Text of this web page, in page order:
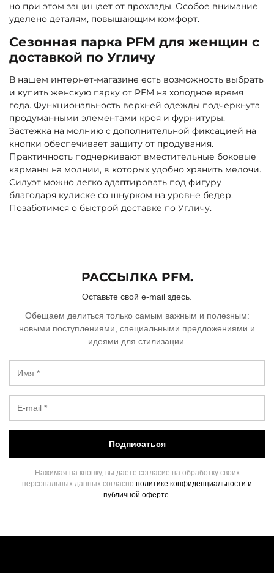
но при этом защищает от прохлады. Особое внимание
уделено деталям, повышающим комфорт.
Сезонная парка PFM для женщин с
доставкой по Угличу
В нашем интернет-магазине есть возможность выбрать
и купить женскую парку от PFM на холодное время
года. Функциональность верхней одежды подчеркнута
продуманными элементами кроя и фурнитуры.
Застежка на молнию с дополнительной фиксацией на
кнопки обеспечивает защиту от продувания.
Практичность подчеркивают вместительные боковые
карманы на молнии, в которых удобно хранить мелочи.
Силуэт можно легко адаптировать под фигуру
благодаря кулиске со шнурком на уровне бедер.
Позаботимся о быстрой доставке по Угличу.
РАССЫЛКА PFM.
Оставьте свой e-mail здесь.
Обещаем делиться только самым важным и полезным:
новыми поступлениями, специальными предложениями и
идеями для стилизации.
Подписаться
Нажимая на кнопку, вы даете согласие на обработку своих
персональных данных согласно политике конфиденциальности и
публичной оферте.